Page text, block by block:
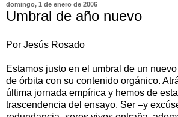
domingo, 1 de enero de 2006
Umbral de año nuevo
Por Jesús Rosado
Estamos justo en el umbral de un
de órbita con su contenido orgánico.
última jornada empírica y hemos de
trascendencia del ensayo. Ser –y